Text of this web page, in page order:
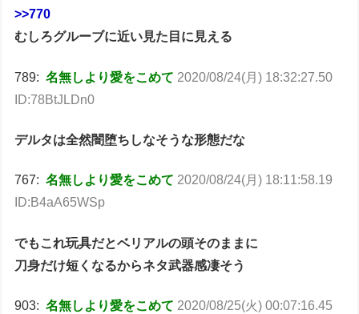
>>770
むしろグルーブに近い見た目に見える
789:名無しより愛をこめて 2020/08/24(月) 18:32:27.50
ID:78BtJLDn0
デルタは全然闇堕ちしなそうな形態だな
767:名無しより愛をこめて 2020/08/24(月) 18:11:58.19
ID:B4aA65WSp
でもこれ玩具だとベリアルの頭そのままに
刀身だけ短くなるからネタ武器感凄そう
903:名無しより愛をこめて 2020/08/25(火) 00:07:16.45